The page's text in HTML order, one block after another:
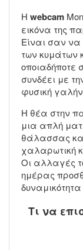
Η webcam
εικόνα της
Είναι σαν να
των κυμάτων
οποιαδήποτε
συνδέει με
φυσική
Η θέα στην
μια απλή
θάλασσας
χαλαρωτική
Οι αλλαγές
ημέρας
Τι να